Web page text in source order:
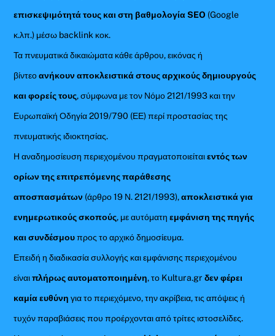
επισκεψιμότητά τους και στη βαθμολογία SEO (Google
κ.λπ.) μέσω backlink κοκ.
Τα πνευματικά δικαιώματα κάθε άρθρου, εικόνας ή
βίντεοανήκουν αποκλειστικά στους αρχικούς δημιουργούς
και φορείς τους, σύμφωνα με τον Νόμο 2121/1993 και την
Ευρωπαϊκή Οδηγία 2019/790 (ΕΕ) περί προστασίας της
πνευματικής ιδιοκτησίας.
Η αναδημοσίευση περιεχομένου πραγματοποιείταιεντός των
ορίων της επιτρεπόμενης παράθεσης
αποσπασμάτων (άρθρο 19 Ν. 2121/1993),αποκλειστικά για
ενημερωτικούς σκοπούς, με αυτόματηεμφάνιση της πηγής
και συνδέσμουπρος το αρχικό δημοσίευμα.
Επειδή η διαδικασία συλλογής και εμφάνισης περιεχομένου
είναιπλήρως αυτοματοποιημένη, το Kultura.grδεν φέρει
καμία ευθύνη για το περιεχόμενο, την ακρίβεια, τις απόψεις ή
τυχόν παραβιάσεις που προέρχονται από τρίτες ιστοσελίδες.